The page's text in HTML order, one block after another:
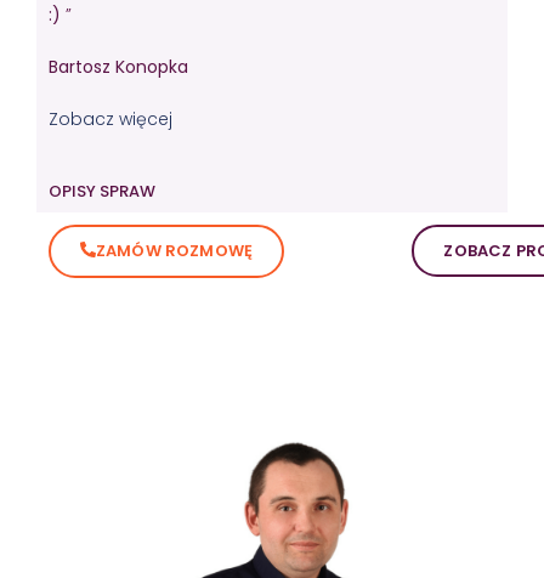
:) ”
Bartosz Konopka
Zobacz więcej
OPISY SPRAW
ZAMÓW ROZMOWĘ ZOBACZ